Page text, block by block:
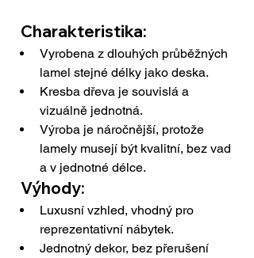
  Charakteristika:
Vyrobena z dlouhých průběžných
lamel stejné délky jako deska.
Kresba dřeva je souvislá a
vizuálně jednotná.
Výroba je náročnější, protože
lamely musejí být kvalitní, bez vad
a v jednotné délce.
  Výhody:
Luxusní vzhled, vhodný pro
reprezentativní nábytek.
Jednotný dekor, bez přerušení